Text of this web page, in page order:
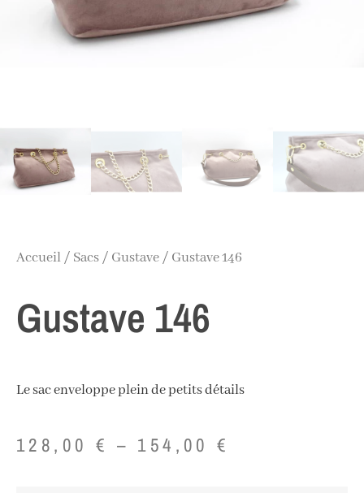
Accueil / Sacs / Gustave / Gustave 146
Gustave 146
Le sac enveloppe plein de petits détails
128,00 € – 154,00€